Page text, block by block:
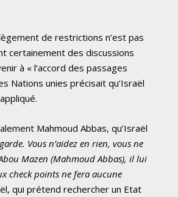
de restrictions n’est pas
certainement des discussions
à « l’accord des passages
Nations unies précisait qu’Israël
Mahmoud Abbas, qu’Israël
Vous n’aidez en rien, vous ne
Mazen (Mahmoud Abbas), il lui
check points ne fera aucune
qui prétend rechercher un Etat